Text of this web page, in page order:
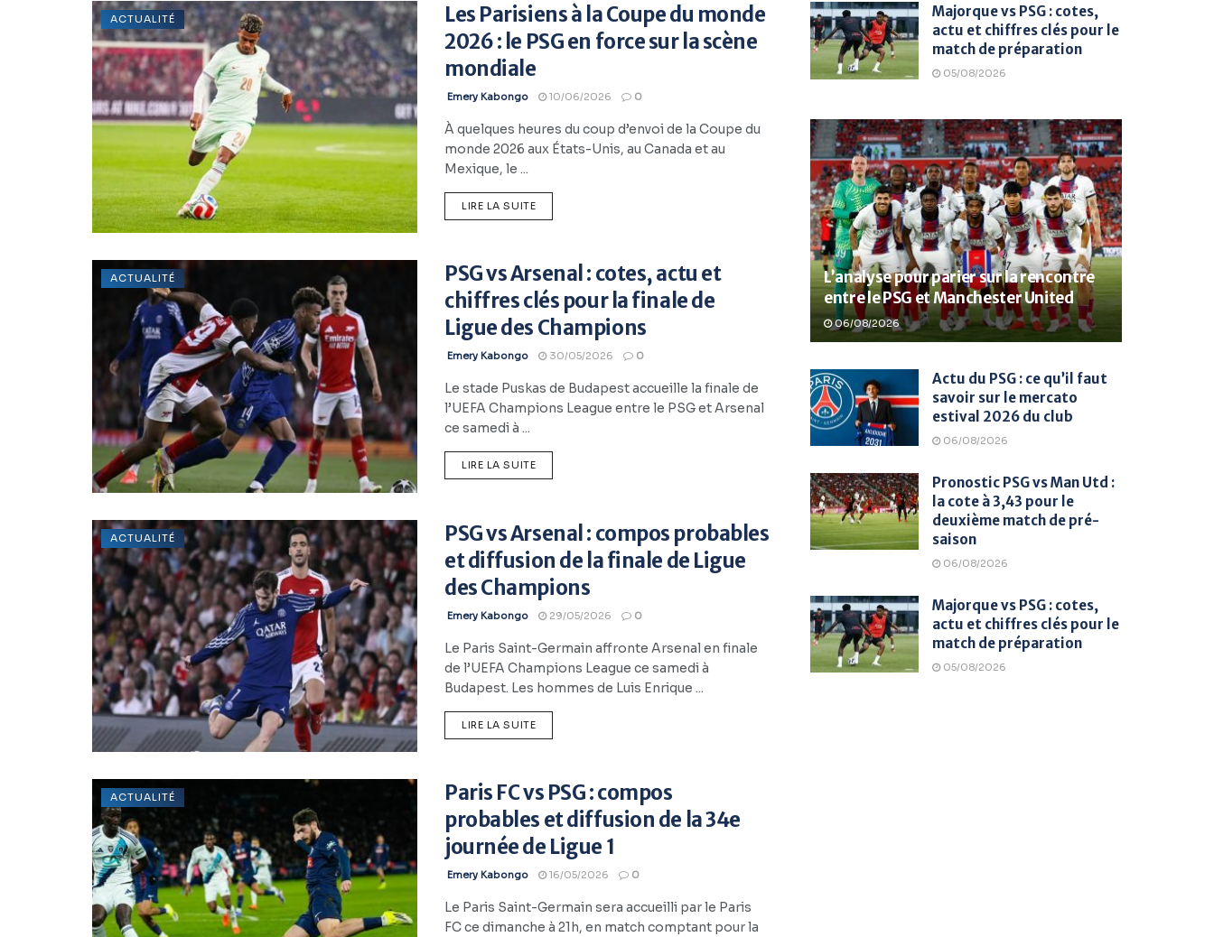
ACTUALITÉ
Les Parisiens à la Coupe du monde
2026 : le PSG en force sur la scène
mondiale
Emery Kabongo 10/06/2026 0
À quelques heures du coup d’envoi de la Coupe du
monde 2026 aux États-Unis, au Canada et au
Mexique, le ...
LIRE LA SUITE
ACTUALITÉ
PSG vs Arsenal : cotes, actu et
chiffres clés pour la finale de
Ligue des Champions
Emery Kabongo 30/05/2026 0
Le stade Puskas de Budapest accueille la finale de
l’UEFA Champions League entre le PSG et Arsenal
ce samedi à ...
LIRE LA SUITE
ACTUALITÉ
PSG vs Arsenal : compos probables
et diffusion de la finale de Ligue
des Champions
Emery Kabongo 29/05/2026 0
Le Paris Saint-Germain affronte Arsenal en finale
de l’UEFA Champions League ce samedi à
Budapest. Les hommes de Luis Enrique ...
LIRE LA SUITE
ACTUALITÉ
Paris FC vs PSG : compos
probables et diffusion de la 34e
journée de Ligue 1
Emery Kabongo 16/05/2026 0
Le Paris Saint-Germain sera accueilli par le Paris
FC ce dimanche à 21h, en match comptant pour la
Majorque vs PSG : cotes,
actu et chiffres clés pour le
match de préparation
05/08/2026
L’analyse pour parier sur la rencontre
entre le PSG et Manchester United
06/08/2026
Actu du PSG : ce qu’il faut
savoir sur le mercato
estival 2026 du club
06/08/2026
Pronostic PSG vs Man Utd :
la cote à 3,43 pour le
deuxième match de pré-
saison
06/08/2026
Majorque vs PSG : cotes,
actu et chiffres clés pour le
match de préparation
05/08/2026